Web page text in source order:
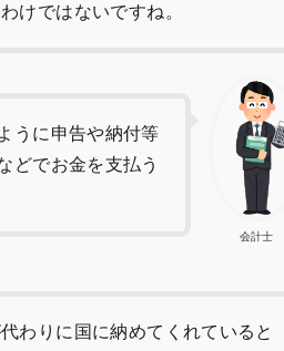
けではないですね。
会計士
うに申告や納付等
どでお金を支払う
わりに国に納めてくれていると